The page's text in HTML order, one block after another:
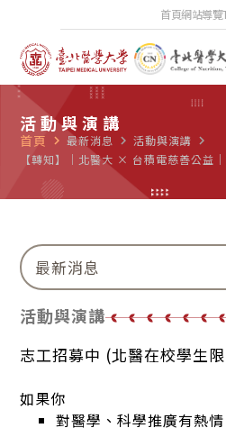
首頁網站導覽
活動與演講
首頁 navigate_next 最新消息 navigate_next 活動與演講 navigate_next
【轉知】｜北醫大 × 台積電慈善公益
最新消息
活動與演講
志工招募中 (北醫在校學生
如果你
對醫學、科學推廣有熱情